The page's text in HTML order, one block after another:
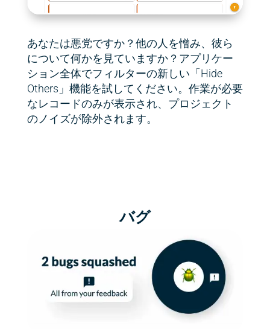
あなたは悪党ですか？他の人を憎み、彼ら
について何かを見ていますか？アプリケー
ション全体でフィルターの新しい「Hide
Others」機能を試してください。作業が必要
なレコードのみが表示され、プロジェクト
のノイズが除外されます。
バグ